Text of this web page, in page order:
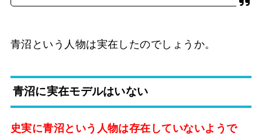
青沼という人物は実在したのでしょうか。
青沼に実在モデルはいない
史実に青沼という人物は存在していないようで